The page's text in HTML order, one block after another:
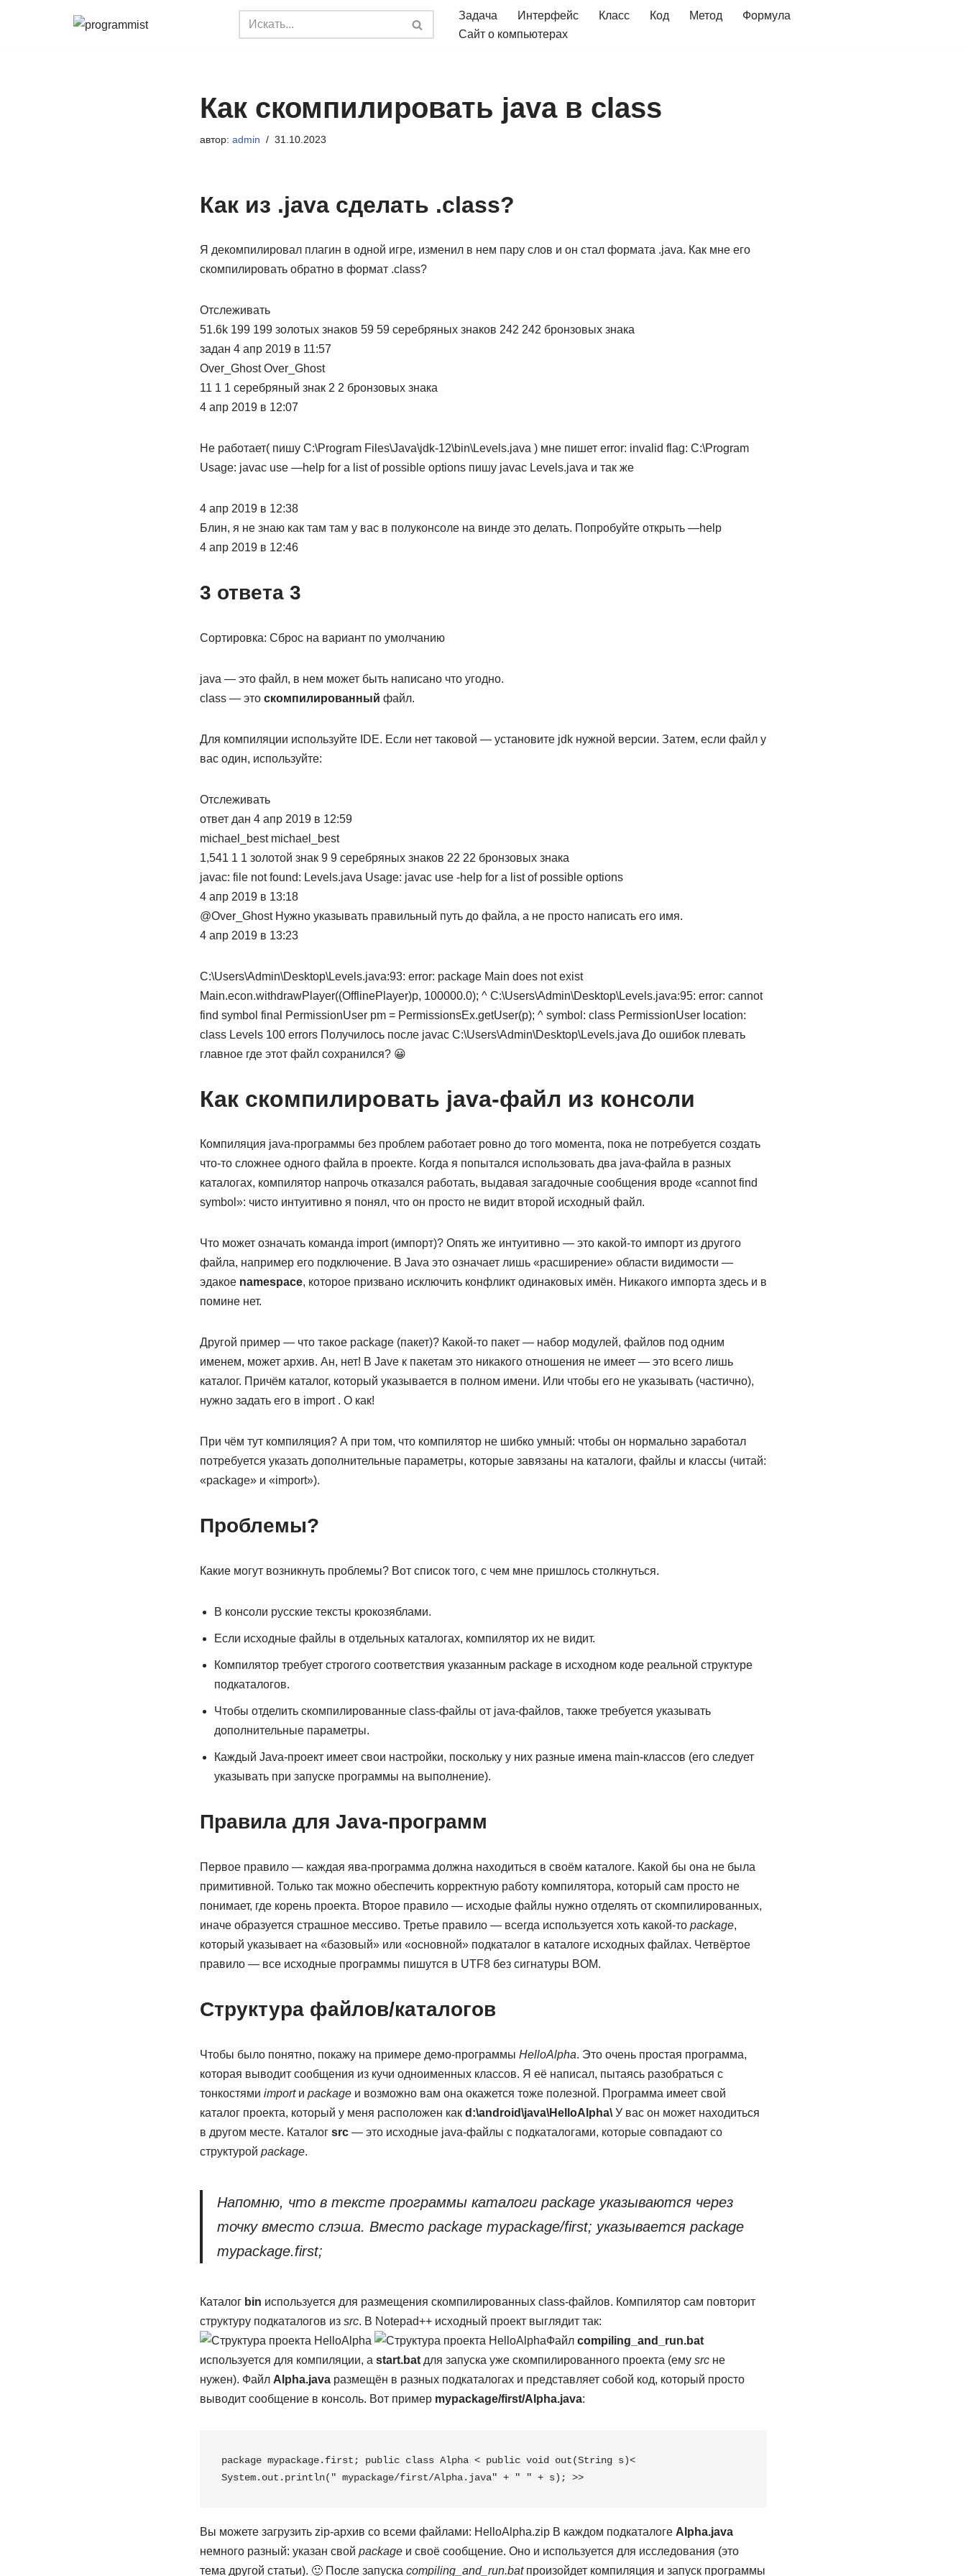
Задача Интерфейс Класс Код Метод
Формула
Сайт о компьютерах
Как скомпилировать java в class
автор: admin 31.10.2023
Как из .java сделать .class?
Я декомпилировал плагин в одной игре, изменил в нем пару слов и он стал формата .java. Как мне его
скомпилировать обратно в формат .class?
Отслеживать
51.6k 199 199 золотых знаков 59 59 серебряных знаков 242 242 бронзовых знака
задан 4 апр 2019 в 11:57
Over_Ghost Over_Ghost
11 1 1 серебряный знак 2 2 бронзовых знака
4 апр 2019 в 12:07
Не работает( пишу C:\Program Files\Java\jdk-12\bin\Levels.java ) мне пишет error: invalid flag: C:\Program
Usage: javacuse —help for a list of possible options пишу javac Levels.java и так же
4 апр 2019 в 12:38
Блин, я не знаю как там там у вас в полуконсоле на винде это делать. Попробуйте открыть —help
4 апр 2019 в 12:46
3 ответа 3
Сортировка: Сброс на вариант по умолчанию
java — это файл, в нем может быть написано что угодно.
class — это скомпилированный файл.
Для компиляции используйте IDE. Если нет таковой — установите jdk нужной версии. Затем, если файл у
вас один, используйте:
Отслеживать
ответ дан 4 апр 2019 в 12:59
michael_best michael_best
1,541 1 1 золотой знак 9 9 серебряных знаков 22 22 бронзовых знака
javac: file not found: Levels.java Usage: javacuse -help for a list of possible options
4 апр 2019 в 13:18
@Over_Ghost Нужно указывать правильный путь до файла, а не просто написать его имя.
4 апр 2019 в 13:23
C:\Users\Admin\Desktop\Levels.java:93: error: package Main does not exist
Main.econ.withdrawPlayer((OfflinePlayer)p, 100000.0); ^ C:\Users\Admin\Desktop\Levels.java:95: error: cannot
find symbol final PermissionUser pm = PermissionsEx.getUser(p); ^ symbol: class PermissionUser location:
class Levels 100 errors Получилось после javac C:\Users\Admin\Desktop\Levels.java До ошибок плевать
главное где этот файл сохранился? 😀
Как скомпилировать java-файл из консоли
Компиляция java-программы без проблем работает ровно до того момента, пока не потребуется создать
что-то сложнее одного файла в проекте. Когда я попытался использовать два java-файла в разных
каталогах, компилятор напрочь отказался работать, выдавая загадочные сообщения вроде «cannot find
symbol»: чисто интуитивно я понял, что он просто не видит второй исходный файл.
Что может означать команда import (импорт)? Опять же интуитивно — это какой-то импорт из другого
файла, например его подключение. В Java это означает лишь «расширение» области видимости —
эдакое namespace, которое призвано исключить конфликт одинаковых имён. Никакого импорта здесь и в
помине нет.
Другой пример — что такое package (пакет)? Какой-то пакет — набор модулей, файлов под одним
именем, может архив. Ан, нет! В Jave к пакетам это никакого отношения не имеет — это всего лишь
каталог. Причём каталог, который указывается в полном имени. Или чтобы его не указывать (частично),
нужно задать его в import . О как!
При чём тут компиляция? А при том, что компилятор не шибко умный: чтобы он нормально заработал
потребуется указать дополнительные параметры, которые завязаны на каталоги, файлы и классы (читай:
«package» и «import»).
Проблемы?
Какие могут возникнуть проблемы? Вот список того, с чем мне пришлось столкнуться.
В консоли русские тексты крокозяблами.
Если исходные файлы в отдельных каталогах, компилятор их не видит.
Компилятор требует строгого соответствия указанным package в исходном коде реальной структуре
подкаталогов.
Чтобы отделить скомпилированные class-файлы от java-файлов, также требуется указывать
дополнительные параметры.
Каждый Java-проект имеет свои настройки, поскольку у них разные имена main-классов (его следует
указывать при запуске программы на выполнение).
Правила для Java-программ
Первое правило — каждая ява-программа должна находиться в своём каталоге. Какой бы она не была
примитивной. Только так можно обеспечить корректную работу компилятора, который сам просто не
понимает, где корень проекта. Второе правило — исходые файлы нужно отделять от скомпилированных,
иначе образуется страшное мессиво. Третье правило — всегда используется хоть какой-то package,
который указывает на «базовый» или «основной» подкаталог в каталоге исходных файлах. Четвёртое
правило — все исходные программы пишутся в UTF8 без сигнатуры BOM.
Структура файлов/каталогов
Чтобы было понятно, покажу на примере демо-программы HelloAlpha. Это очень простая программа,
которая выводит сообщения из кучи одноименных классов. Я её написал, пытаясь разобраться с
тонкостями importи packageи возможно вам она окажется тоже полезной. Программа имеет свой
каталог проекта, который у меня расположен как d:\android\java\HelloAlpha\У вас он может находиться
в другом месте. Каталог src— это исходные java-файлы с подкаталогами, которые совпадают со
структурой package.
Напомню, что в тексте программы каталоги packageуказываются через
точку вместо слэша. Вместо package mypackage/first; указывается package
mypackage.first;
Каталог bin используется для размещения скомпилированных class-файлов. Компилятор сам повторит
структуру подкаталогов из src. В Notepad++ исходный проект выглядит так:
Файл compiling_and_run.bat
используется для компиляции, а start.batдля запуска уже скомпилированного проекта (ему srcне
нужен). Файл Alpha.javaразмещён в разных подкаталогах и представляет собой код, который просто
выводит сообщение в консоль. Вот пример mypackage/first/Alpha.java:
package mypackage.first; public class Alpha < public void out(String s)<
System.out.println(" mypackage/first/Alpha.java" + " " + s); >>
Вы можете загрузить zip-архив со всеми файлами: HelloAlpha.zip В каждом подкаталоге Alpha.java
немного разный: указан свой packageи своё сообщение. Оно и используется для исследования (это
тема другой статьи). 🙂 После запуска compiling_and_run.batпроизойдет компиляция и запуск программы